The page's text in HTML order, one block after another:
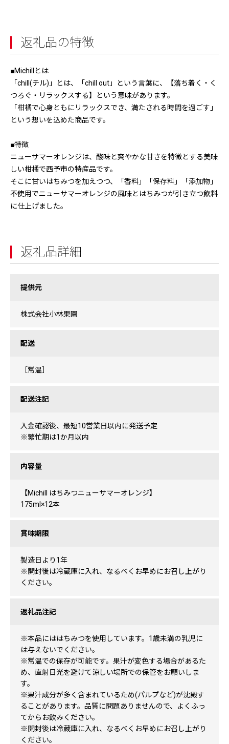
返礼品の特徴
■Michillとは
「chill(チル)」とは、「chill out」という言葉に、【落ち着く・く
つろぐ・リラックスする】という意味があります。
「柑橘で心身ともにリラックスでき、満たされる時間を過ごす」
という想いを込めた商品です。
■特徴
ニューサマーオレンジは、酸味と爽やかな甘さを特徴とする美味
しい柑橘で西予市の特産品です。
そこに甘いはちみつを加えつつ、「香料」「保存料」「添加物」
不使用でニューサマーオレンジの風味とはちみつが引き立つ飲料
に仕上げました。
返礼品詳細
提供元
株式会社小林果園
配送
［常温］
配送注記
入金確認後、最短10営業日以内に発送予定
※繁忙期は1か月以内
内容量
【Michill はちみつニューサマーオレンジ】
175ml×12本
賞味期限
製造日より1年
※開封後は冷蔵庫に入れ、なるべくお早めにお召し上がり
ください。
返礼品注記
※本品にははちみつを使用しています。1歳未満の乳児に
は与えないでください。
※常温での保存が可能です。果汁が変色する場合があるた
め、直射日光を避けて涼しい場所での保管をお願いしま
す。
※果汁成分が多く含まれているため(パルプなど)が沈殿す
ることがあります。品質に問題ありませんので、よくふっ
てからお飲みください。
※開封後は冷蔵庫に入れ、なるべくお早めにお召し上がり
ください。